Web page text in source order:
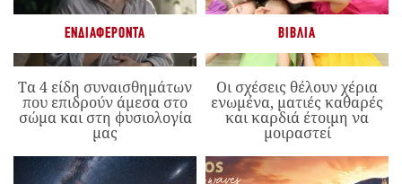
ΕΝΔΙΑΦΈΡΟΝΤΑ
Τα 4 είδη συναισθημάτων
που επιδρούν άμεσα στο
σώμα και στη φυσιολογία
μας
ΒΙΒΛΊΑ
Οι σχέσεις θέλουν χέρια
ενωμένα, ματιές καθαρές
και καρδιά έτοιμη να
μοιραστεί